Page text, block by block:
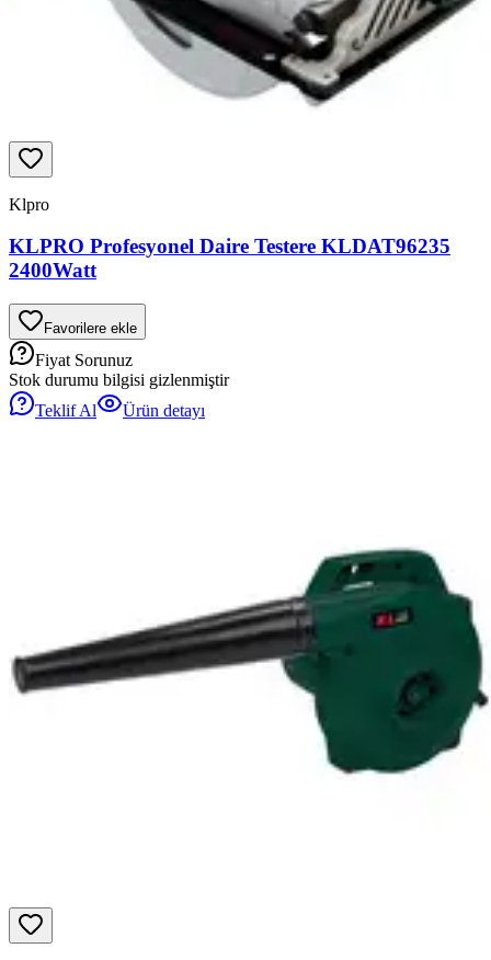
Klpro
KLPRO Profesyonel Daire Testere KLDAT96235
2400Watt
Favorilere ekle
Fiyat Sorunuz
Stok durumu bilgisi gizlenmiştir
Teklif Al
Ürün detayı